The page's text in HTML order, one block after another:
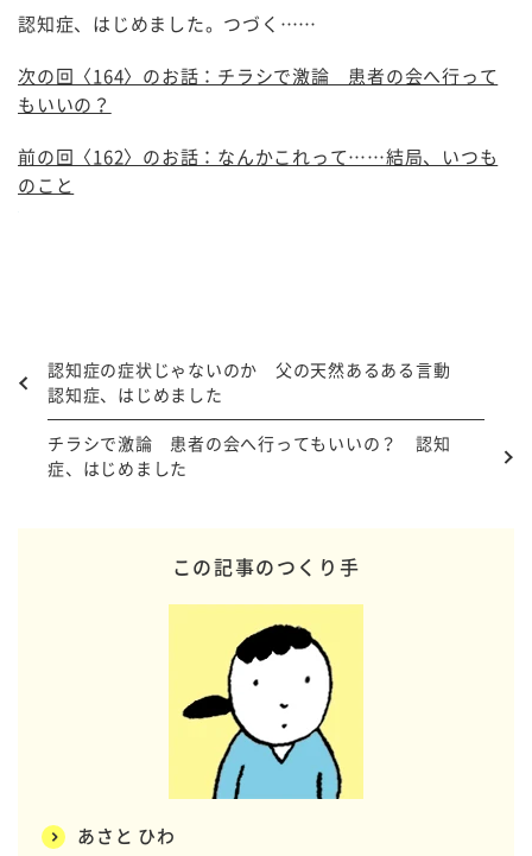
認知症、はじめました。つづく……
次の回〈164〉のお話：チラシで激論 患者の会へ行って
もいいの？
前の回〈162〉のお話：なんかこれって……結局、いつも
のこと
認知症の症状じゃないのか 父の天然あるある言動
認知症、はじめました
チラシで激論 患者の会へ行ってもいいの？ 認知
症、はじめました
この記事のつくり手
あさと ひわ